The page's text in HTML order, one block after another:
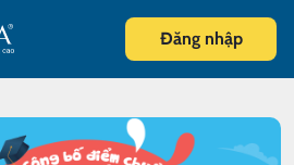
Đăng nhập